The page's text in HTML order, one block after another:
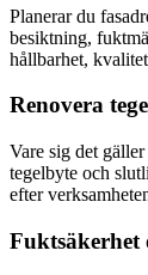
Planerar du
besiktning,
hållbarhet,
Renovera
Vare sig det
tegelbyte och
efter
Fuktsäkerhet